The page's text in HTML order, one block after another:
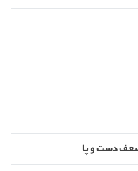
دست و پا